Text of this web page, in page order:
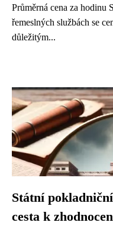
Průměrná cena za hodinu
řemeslných službách se
důležitým...
Státní
cesta k